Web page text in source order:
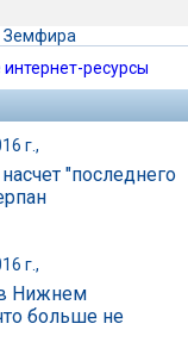
Земфира
ресурсы
г.,
"последнего
г.,
Нижнем
больше не